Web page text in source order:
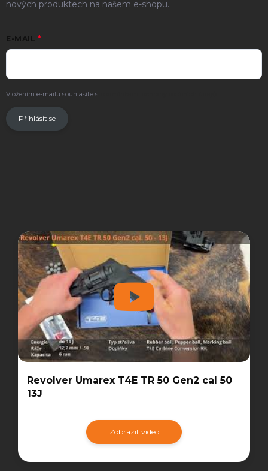
nových produktech na našem e-shopu.
E-MAIL
Vložením e-mailu souhlasíte s .
Přihlásit se
Revolver Umarex T4E TR 50 Gen2 cal 50
13J
Zobrazit video